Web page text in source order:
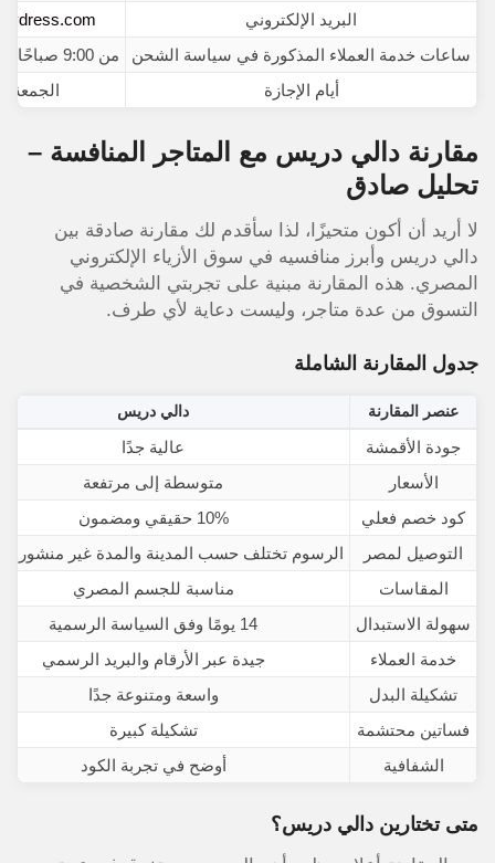
البريد الإلكتروني
ساعات خدمة العملاء المذكورة في سياسة الشحن
من 9:00 صباحًا حتى 12:00 صباحًا
أيام الإجازة
الجمعة
مقارنة دالي دريس مع المتاجر المنافسة –
تحليل صادق
لا أريد أن أكون متحيزًا، لذا سأقدم لك مقارنة صادقة بين
دالي دريس وأبرز منافسيه في سوق الأزياء الإلكتروني
المصري. هذه المقارنة مبنية على تجربتي الشخصية في
التسوق من عدة متاجر، وليست دعاية لأي طرف.
جدول المقارنة الشاملة
عنصر المقارنة دالي دريس
جودة الأقمشة
عالية جدًا
الأسعار
متوسطة إلى مرتفعة
كود خصم فعلي
10% حقيقي ومضمون
التوصيل لمصر
الرسوم تختلف حسب المدينة والمدة غير منشورة
المقاسات
مناسبة للجسم المصري
سهولة الاستبدال
14 يومًا وفق السياسة الرسمية
خدمة العملاء
جيدة عبر الأرقام والبريد الرسمي
تشكيلة البدل
واسعة ومتنوعة جدًا
فساتين محتشمة
تشكيلة كبيرة
الشفافية
أوضح في تجربة الكود
متى تختارين دالي دريس؟